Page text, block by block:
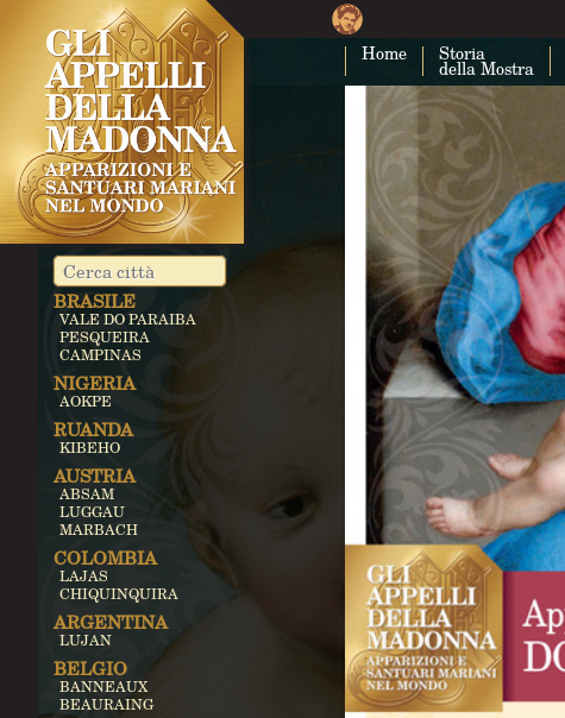
Home Storia
della Mostra
BRASILE
VALE DO PARAIBA
PESQUEIRA
CAMPINAS
NIGERIA
AOKPE
RUANDA
KIBEHO
AUSTRIA
ABSAM
LUGGAU
MARBACH
COLOMBIA
LAJAS
CHIQUINQUIRA
ARGENTINA
LUJAN
BELGIO
BANNEAUX
BEAURAING